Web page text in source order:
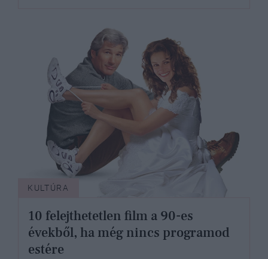
KULTÚRA
10 felejthetetlen film a 90-es
évekből, ha még nincs programod
estére